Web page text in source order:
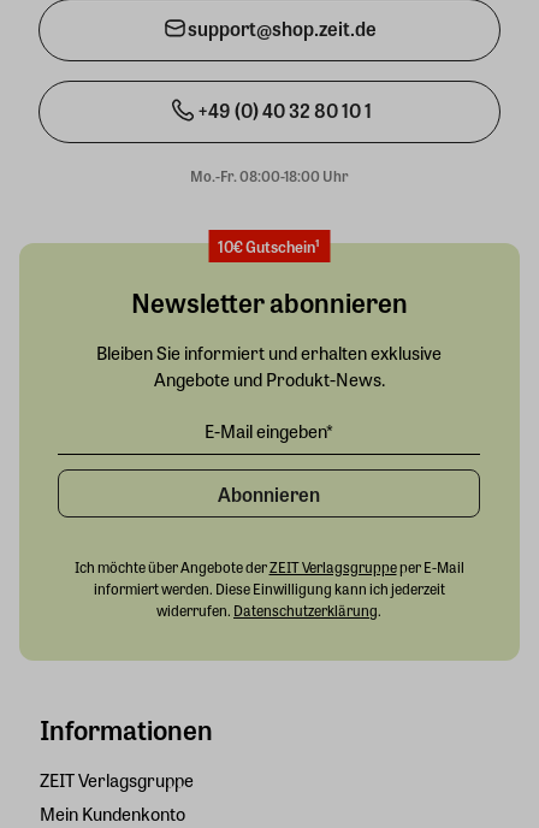
support@shop.zeit.de
+49 (0) 40 32 80 10 1
Mo.-Fr. 08:00-18:00 Uhr
Informationen
ZEIT Verlagsgruppe
Mein Kundenkonto
10€ Gutschein¹
Newsletter abonnieren
Bleiben Sie informiert und erhalten exklusive
Angebote und Produkt-News.
Abonnieren
Ich möchte über Angebote derZEIT Verlagsgruppeper E-Mail
informiert werden. Diese Einwilligung kann ich jederzeit
widerrufen. Datenschutzerklärung.